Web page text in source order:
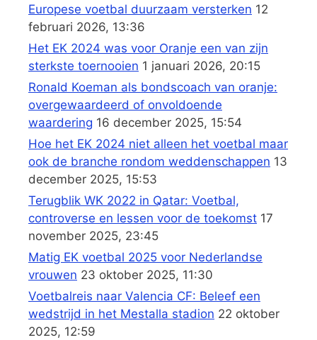
Europese voetbal duurzaam versterken 12
februari 2026, 13:36
Het EK 2024 was voor Oranje een van zijn
sterkste toernooien 1 januari 2026, 20:15
Ronald Koeman als bondscoach van oranje:
overgewaardeerd of onvoldoende
waardering 16 december 2025, 15:54
Hoe het EK 2024 niet alleen het voetbal maar
ook de branche rondom weddenschappen 13
december 2025, 15:53
Terugblik WK 2022 in Qatar: Voetbal,
controverse en lessen voor de toekomst 17
november 2025, 23:45
Matig EK voetbal 2025 voor Nederlandse
vrouwen 23 oktober 2025, 11:30
Voetbalreis naar Valencia CF: Beleef een
wedstrijd in het Mestalla stadion 22 oktober
2025, 12:59